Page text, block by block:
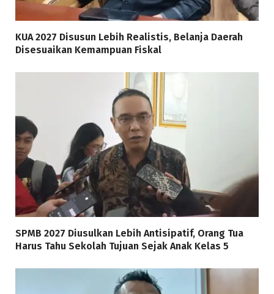
KUA 2027 Disusun Lebih Realistis, Belanja Daerah
Disesuaikan Kemampuan Fiskal
SPMB 2027 Diusulkan Lebih Antisipatif, Orang Tua
Harus Tahu Sekolah Tujuan Sejak Anak Kelas 5